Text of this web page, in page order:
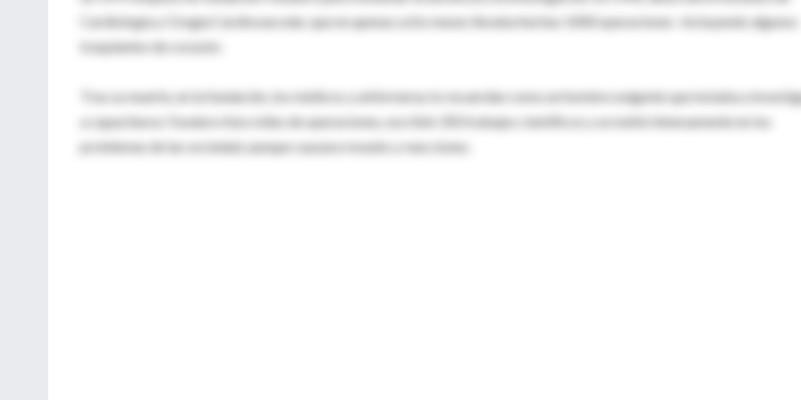
Cardiología y Cirugía Cardiovascular, que en apenas ocho meses llevaba hechas 1000 operaciones -incluyendo algunos
trasplantes de corazón.
Tras su muerte, en la fundación, los médicos y enfermeras lo recuerdan como un hombre exigente que instaba a
a capacitarse. Favaloro hizo miles de operaciones, escribió 350 trabajos científicos y se metió intensamente en los
problemas de las sociedad, aunque causara revuelo y reacciones.